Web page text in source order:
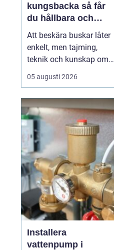
kungsbacka så får
du hållbara och
vackra buskar året
runt
Att beskära buskar låter
enkelt, men tajming,
teknik och kunskap om
varje arts behov avgör
resultatet. I Kungsbacka,
och ibland tunga
snölaster, ställs lite extra
krav på både planering
och utförande. Rätt
beskärning ger friskar...
05 augusti 2026
Installera
vattenpump i